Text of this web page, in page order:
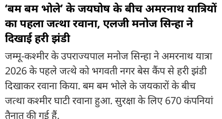
‘बम बम भोले’ के जयघोष के बीच अमरनाथ यात्रियों
का पहला जत्था रवाना, एलजी मनोज सिन्हा ने
दिखाई हरी झंडी
जम्मू-कश्मीर के उपराज्यपाल मनोज सिन्हा ने अमरनाथ यात्रा
2026 के पहले जत्थे को भगवती नगर बेस कैंप से हरी झंडी
दिखाकर रवाना किया. बम बम भोले के जयकारों के बीच
जत्था कश्मीर घाटी रवाना हुआ. सुरक्षा के लिए 670 कंपनियां
तैनात की गई हैं.